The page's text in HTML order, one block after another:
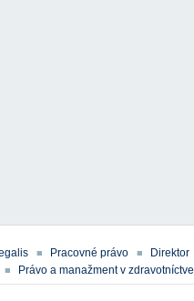
Pracovné právo
Direktor
Právo a manažment v zdravotníctve